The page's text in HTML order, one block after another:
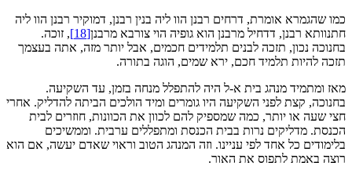
כמו שהגמרא אומרת, דרחים רבנן הוו ליה בנין רבנן, דמוקיר רבנן הוו ליה
חתנוותא רבנן, דדחיל מרבנן הוא גופיה הוי צורבא מרבנן[18]
, זוכה.
בחנוכה נכון, תזכה לבנים תלמידים חכמים, אבל יותר מזה, אתה בעצמך
תזכה להיות תלמיד חכם, ירא שמים, הוגה בתורה.
מאז ומתמיד מנהג בית א‑ל היה להתפלל מנחה בזמן, עד השקיעה.
בחנוכה, קצת לפני השקיעה היו גומרים ומיד הולכים הביתה להדליק. אחרי
חצי שעה או יותר, כמה שמספיק להם לכוון את הכוונות, חוזרים לבית
הכנסת. מדליקים נרות בבית הכנסת ומתפללים ערבית. וממשיכים
בלימודים כל אחד לפי עניינו. וזה המנהג הטוב וראוי שאדם יעשה, אם הוא
רוצה באמת לתפוס את האור.